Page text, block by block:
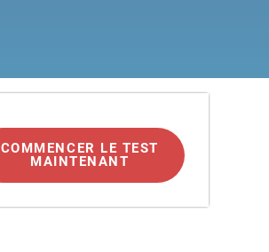
COMMENCER LE TEST
MAINTENANT